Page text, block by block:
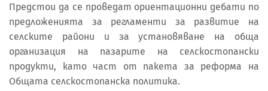
Предстои да се проведат ориентационни дебати по
предложенията за регламенти за развитие на
селските райони и за установяване на обща
организация на пазарите на селскостопански
продукти, като част от пакета за реформа на
Общата селскостопанска политика.